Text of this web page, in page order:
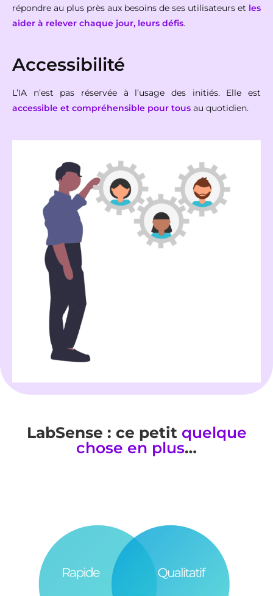
répondre au plus près aux besoins de ses utilisateurs et les
aider à relever chaque jour, leurs défis.
Accessibilité
L’IA n’est pas réservée à l’usage des initiés. Elle est
accessible et compréhensible pour tous au quotidien.
LabSense : ce petit quelque
chose en plus…